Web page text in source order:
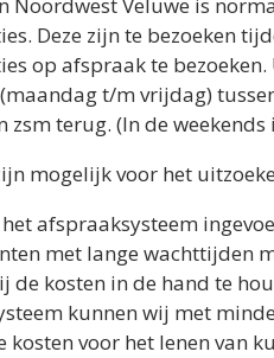
Noordwest Veluwe is
Deze zijn te bezoeken
op afspraak te
t/m vrijdag)
zsm terug. (In de
mogelijk voor het
afspraaksysteem
met lange wachttijden
de kosten in de hand te
kunnen wij met
kosten voor het lenen van